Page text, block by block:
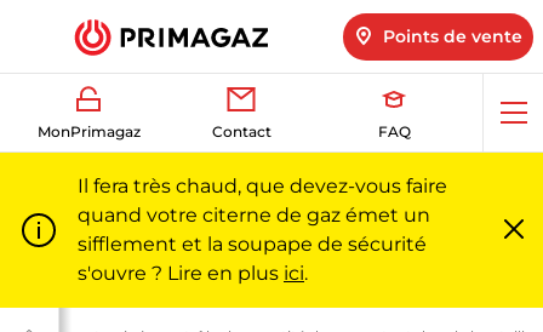
Points de vente
MonPrimagaz Contact FAQ
Il fera très chaud, que devez-vous faire
quand votre citerne de gaz émet un
sifflement et la soupape de sécurité
s'ouvre ? Lire en plus ici.